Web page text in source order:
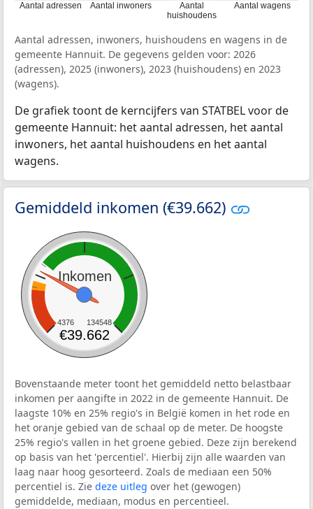
Aantal adressen Aantal inwoners
Aantal
huishoudens
Aantal wagens
Aantal adressen, inwoners, huishoudens en wagens in de
gemeente Hannuit. De gegevens gelden voor: 2026
(adressen), 2025 (inwoners), 2023 (huishoudens) en 2023
(wagens).
De grafiek toont de kerncijfers van STATBEL voor de
gemeente Hannuit: het aantal adressen, het aantal
inwoners, het aantal huishoudens en het aantal
wagens.
Gemiddeld inkomen (€39.662)
Inkomen
4376 134548
€39.662
Bovenstaande meter toont het gemiddeld netto belastbaar
inkomen per aangifte in 2022 in de gemeente Hannuit. De
laagste 10% en 25% regio's in België komen in het rode en
het oranje gebied van de schaal op de meter. De hoogste
25% regio's vallen in het groene gebied. Deze zijn berekend
op basis van het 'percentiel'. Hierbij zijn alle waarden van
laag naar hoog gesorteerd. Zoals de mediaan een 50%
percentiel is. Zie deze uitleg over het (gewogen)
gemiddelde, mediaan, modus en percentieel.